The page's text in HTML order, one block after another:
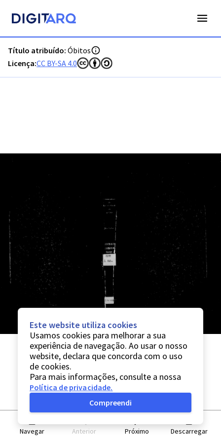
Título atribuído: Óbitos
Licença:CC BY-SA 4.0
Navegar Anterior Próximo Descarregar
Este website utiliza cookies
Usamos cookies para melhorar a sua
experiência de navegação. Ao usar o nosso
website, declara que concorda com o uso
de cookies.
Para mais informações, consulte a nossa
Política de privacidade.
Compreendi